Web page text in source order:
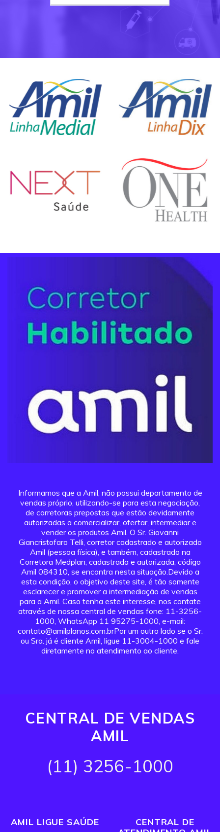
Informamos que a Amil, não possui departamento de
vendas próprio, utilizando-se para esta negociação,
de corretoras prepostas que estão devidamente
autorizadas a comercializar, ofertar, intermediar e
vender os produtos Amil. O Sr. Giovanni
Giancristofaro Telli, corretor cadastrado e autorizado
Amil (pessoa física), e também, cadastrado na
Corretora Medplan, cadastrada e autorizada, código
Amil 084310, se encontra nesta situação.Devido a
esta condição, o objetivo deste site, é tão somente
esclarecer e promover a intermediação de vendas
para a Amil. Caso tenha este interesse, nos contate
através de nossa central de vendas fone: 11-3256-
1000, WhatsApp 11 95275-1000, e-mail:
contato@amilplanos.com.brPor um outro lado se o Sr.
ou Sra. já é cliente Amil, ligue 11-3004-1000 e fale
diretamente no atendimento ao cliente.
CENTRAL DE VENDAS
AMIL
(11) 3256-1000
AMIL LIGUE SAÚDE
CENTRAL DE